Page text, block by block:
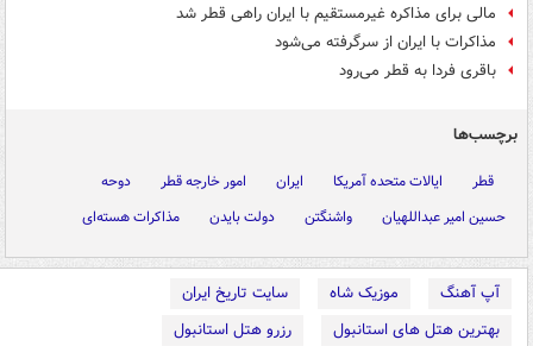
مالی برای مذاکره غیرمستقیم با ایران راهی قطر شد
مذاکرات با ایران از سرگرفته می‌شود
باقری فردا به قطر می‌رود
برچسب‌ها
قطر ایالات متحده آمریکا ایران امور خارجه قطر
دوحه
حسین امیر عبداللهیان
واشنگتن دولت بایدن مذاکرات هسته‌ای
آپ آهنگ موزیک شاه
سایت تاریخ ایران
بهترین هتل های استانبول
رزرو هتل استانبول